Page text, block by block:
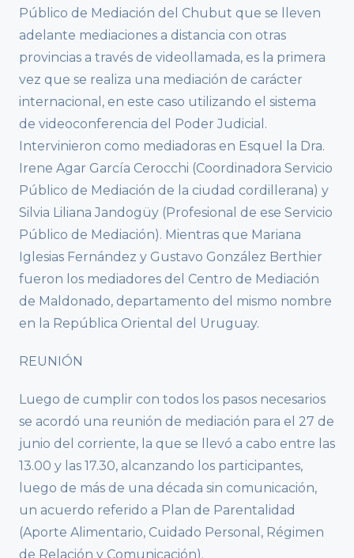
Público de Mediación del Chubut que se lleven
adelante mediaciones a distancia con otras
provincias a través de videollamada, es la primera
vez que se realiza una mediación de carácter
internacional, en este caso utilizando el sistema
de videoconferencia del Poder Judicial.
Intervinieron como mediadoras en Esquel la Dra.
Irene Agar García Cerocchi (Coordinadora Servicio
Público de Mediación de la ciudad cordillerana) y
Silvia Liliana Jandogüy (Profesional de ese Servicio
Público de Mediación). Mientras que Mariana
Iglesias Fernández y Gustavo González Berthier
fueron los mediadores del Centro de Mediación
de Maldonado, departamento del mismo nombre
en la República Oriental del Uruguay.
REUNIÓN
Luego de cumplir con todos los pasos necesarios
se acordó una reunión de mediación para el 27 de
junio del corriente, la que se llevó a cabo entre las
13.00 y las 17.30, alcanzando los participantes,
luego de más de una década sin comunicación,
un acuerdo referido a Plan de Parentalidad
(Aporte Alimentario, Cuidado Personal, Régimen
de Relación y Comunicación).